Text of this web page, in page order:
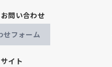
問い合わせ
せフォーム
イト